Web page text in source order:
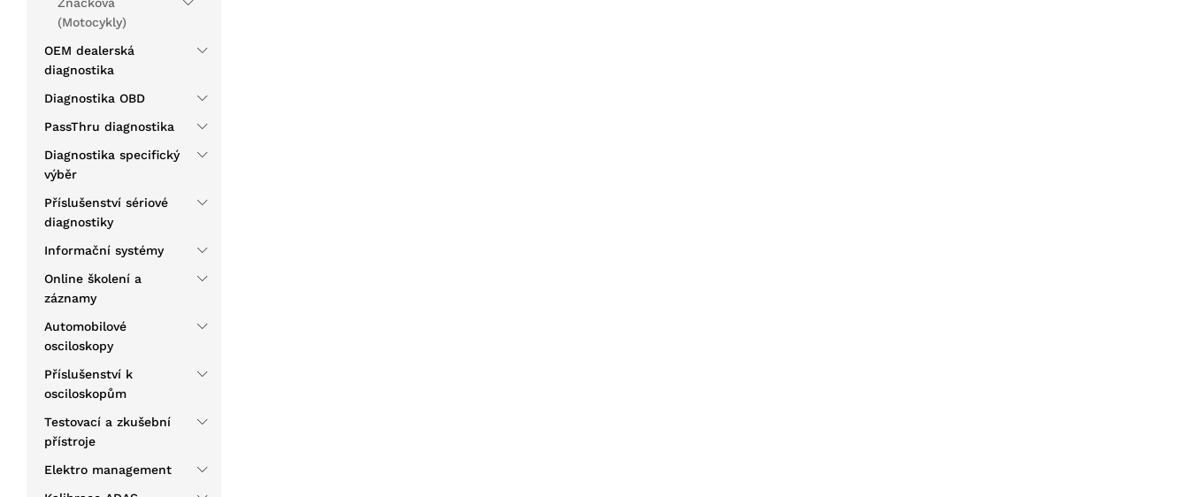
(Motocykly)
OEM dealerská
diagnostika
Diagnostika OBD
PassThru diagnostika
Diagnostika specifický
výběr
Příslušenství sériové
diagnostiky
Informační systémy
Online školení a
záznamy
Automobilové
osciloskopy
Příslušenství k
osciloskopům
Testovací a zkušební
přístroje
Elektro management